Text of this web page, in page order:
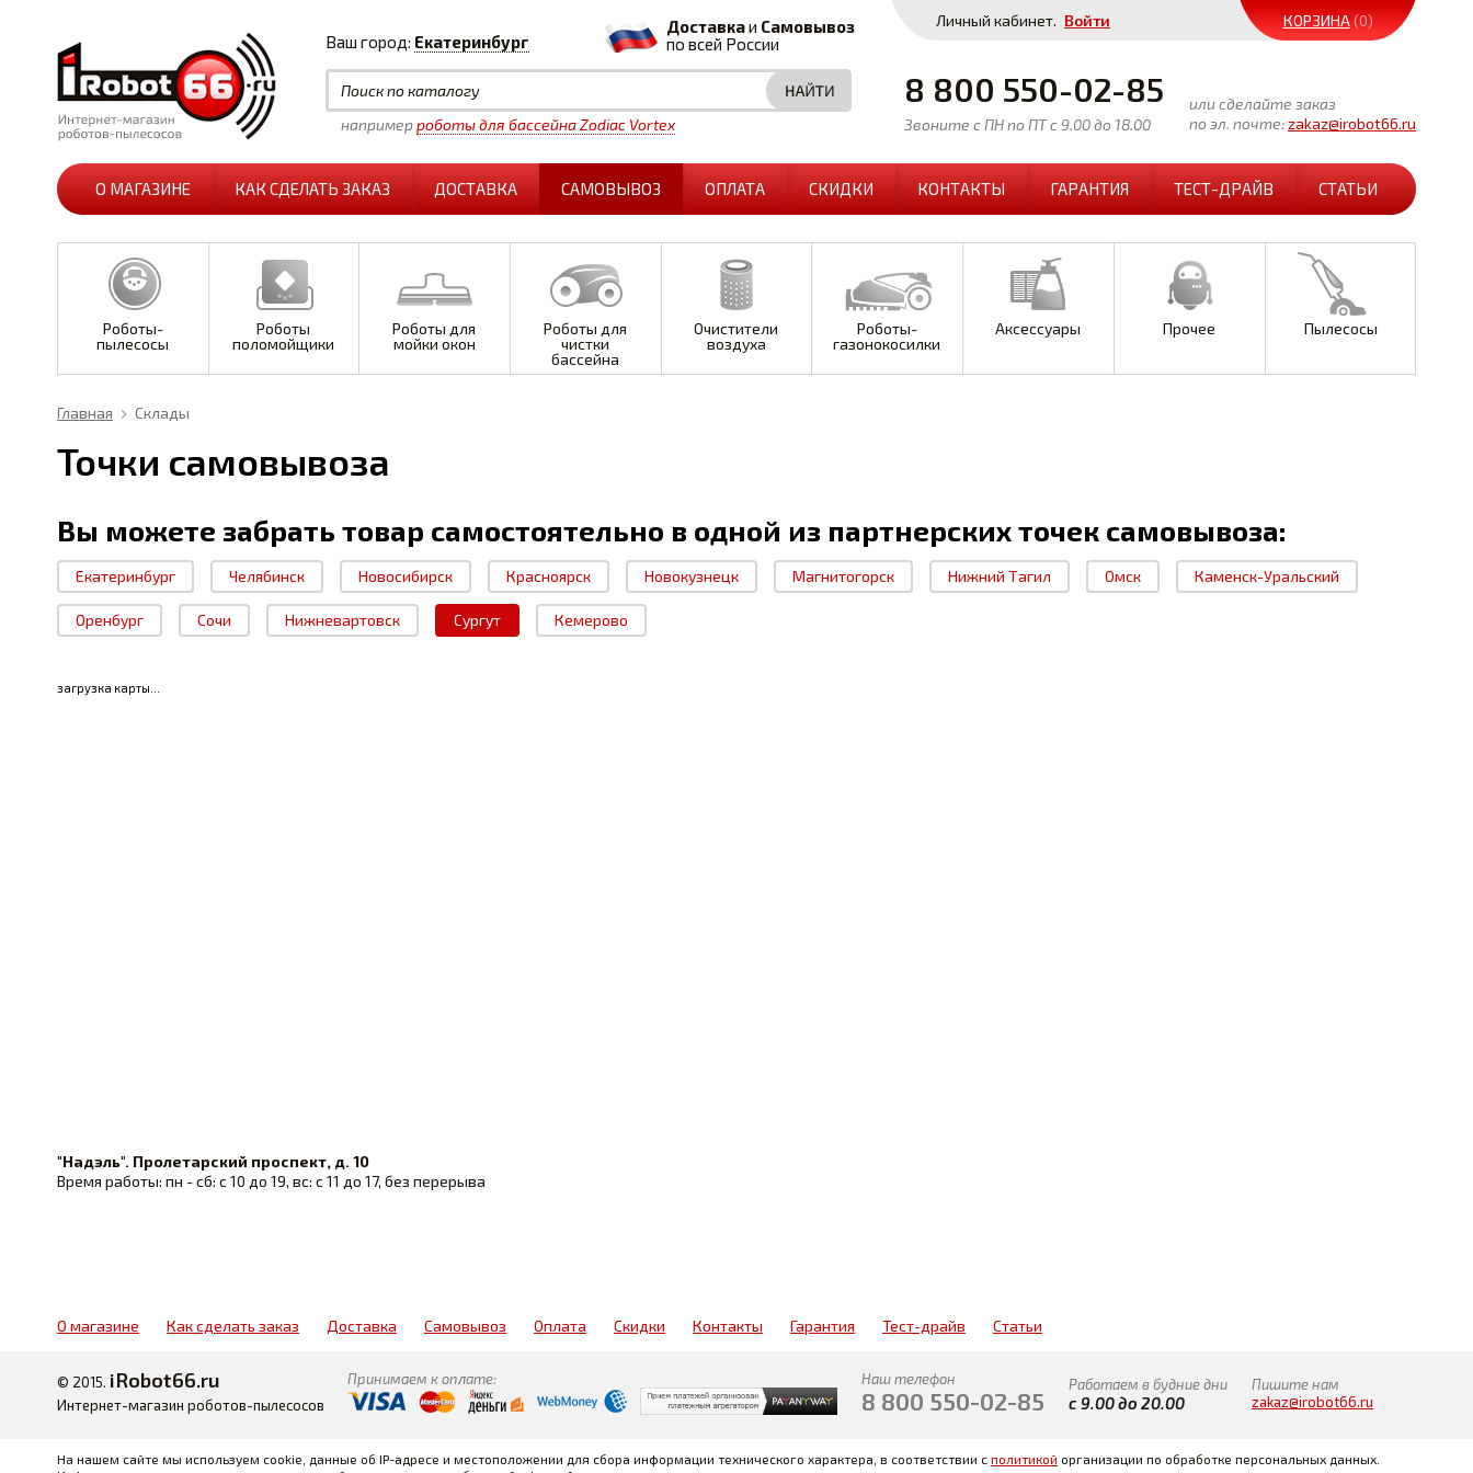
Личный кабинет. Войти КОРЗИНА (0)
Ваш город: Екатеринбург
Доставкаи Самовывоз
по всей России
напримерроботы для бассейна Zodiac Vortex
8 800 550-02-85
Звоните с ПН по ПТ с 9.00 до 18.00
или сделайте заказ
по эл. почте:zakaz@irobot66.ru
О МАГАЗИНЕ КАК СДЕЛАТЬ ЗАКАЗ ДОСТАВКА САМОВЫВОЗ ОПЛАТА СКИДКИ КОНТАКТЫ ГАРАНТИЯ ТЕСТ-ДРАЙВ СТАТЬИ
Роботы-
пылесосы
Роботы
поломойщики
Роботы для
мойки окон
Роботы для
чистки
бассейна
Очистители
воздуха
Роботы-
газонокосилки
Аксессуары Прочее Пылесосы
Главная Склады
Точки самовывоза
Вы можете забрать товар самостоятельно в одной из партнерских точек самовывоза:
Екатеринбург Челябинск Новосибирск Красноярск Новокузнецк Магнитогорск Нижний Тагил Омск Каменск-Уральский
Оренбург Сочи Нижневартовск Сургут Кемерово
загрузка карты...
"Надэль". Пролетарский проспект, д. 10
Время работы: пн - сб: с 10 до 19, вс: с 11 до 17, без перерыва
О магазине Как сделать заказ Доставка Самовывоз Оплата Скидки Контакты Гарантия Тест-драйв Статьи
© 2015. iRobot66.ru
Интернет-магазин роботов-пылесосов
Принимаем к оплате: Наш телефон
8 800 550-02-85
Работаем в будние дни
с 9.00 до 20.00
Пишите нам
zakaz@irobot66.ru
На нашем сайте мы используем cookie, данные об IP-адресе и местоположении для сбора информации технического характера, в соответствии с политикой организации по обработке персональных данных.